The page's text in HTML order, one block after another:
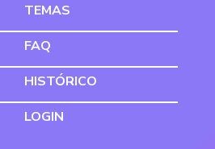
TEMAS
FAQ
HISTÓRICO
LOGIN